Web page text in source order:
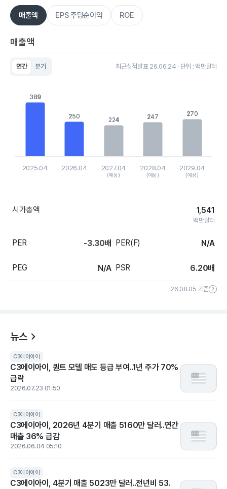
매출액 EPS 주당순이익 ROE
매출액
연간 분기 최근실적발표 26.06.24 · 단위 : 백만달러
View as data table, Chart
The chart has 1 X axis displaying categories.
The chart has 1 Y axis displaying values. Data ranges from
389
389
250
250 224
224 247
247 270
270
2025.04 2026.04 2027.04
(예상)
2028.04
(예상)
2029.04
(예상)
시가총액 1,541
백만달러
PER -3.30배 PER(F) N/A
PEG N/A PSR 6.20배
26.08.05 기준
뉴스
C3에이아이
C3에이아이, 퀀트 모델 매도 등급 부여..1년 주가 70%
급락
2026.07.23 01:50
C3에이아이
C3에이아이, 2026년 4분기 매출 5160만 달러..연간
매출 36% 급감
2026.06.04 05:10
C3에이아이
C3에이아이, 4분기 매출 5023만 달러..전년비 53.